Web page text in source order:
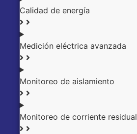
Calidad de energía
Medición eléctrica avanzada
Monitoreo de aislamiento
Monitoreo de corriente residual